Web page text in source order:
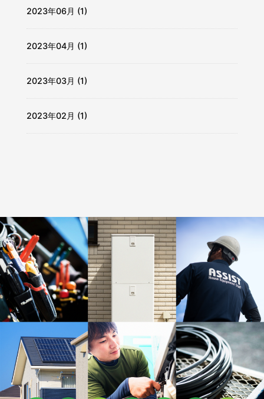
2023年06月 (1)
2023年04月 (1)
2023年03月 (1)
2023年02月 (1)